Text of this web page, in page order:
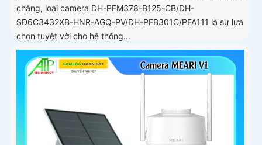
chăng, loại camera DH-PFM378-B125-CB/DH-
SD6C3432XB-HNR-AGQ-PV/DH-PFB301C/PFA111 là sự lựa
chọn tuyệt vời cho hệ thống...